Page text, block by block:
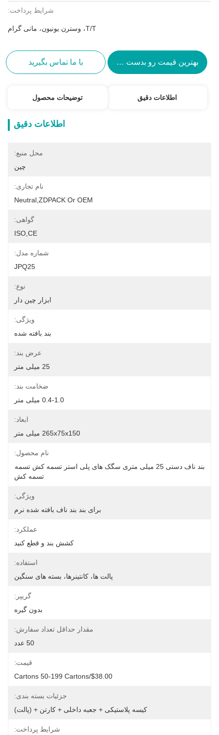
شرایط پرداخت:
T/T، وسترن یونیون، مانی گرام
بهترین قیمت رو بدست بیار با ما تماس بگیرید
اطلاعات دقیق توضیحات محصول
اطلاعات دقیق
محل منبع:
چین
نام تجاری:
Neutral,ZDPACK Or OEM
گواهی:
ISO,CE
شماره مدل:
JPQ25
نوع:
ابزار چین دار
ویژگی:
بند بافته شده
عرض بند:
25 میلی متر
ضخامت بند:
0.4-1.0 میلی متر
ابعاد:
265x75x150 میلی متر
نام محصول:
تسمه کش
ویژگی:
برای بند بند ناف بافته شده نرم
عملکرد:
کشش بند و قطع کنید
استفاده:
پالت ها، کانتینرها، بسته های سنگین
گریپر:
بدون گیره
مقدار حداقل تعداد سفارش:
50 عدد
قیمت:
$38.00/cartons 50-199 Cartons
جزئیات بسته بندی:
کیسه پلاستیکی + جعبه داخلی + کارتن + (پالت)
شرایط پرداخت: